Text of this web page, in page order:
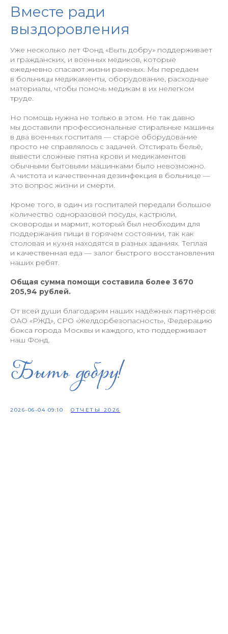
Вместе ради
выздоровления
Уже несколько лет Фонд «Быть добру» поддерживает
и гражданских, и военных медиков, которые
ежедневно спасают жизни раненых. Мы передаем
в больницы медикаменты, оборудование, расходные
материалы, чтобы помочь медикам в их нелегком
труде.
Но помощь нужна не только в этом. Не так давно
мы доставили профессиональные стиральные машины
в два военных госпиталя — старое оборудование
просто не справлялось с задачей. Отстирать бельё,
вывести сложные пятна крови и медикаментов
обычными бытовыми машинками было невозможно.
А чистота и качественная дезинфекция в больнице —
это вопрос жизни и смерти.
Кроме того, в один из госпиталей передали большое
количество одноразовой посуды, кастрюли,
сковороды и мармит, который был необходим для
поддержания пищи в горячем состоянии, так как
столовая и кухня находятся в разных зданиях. Теплая
и качественная еда — залог быстрого восстановления
наших ребят.
Общая сумма помощи составила более 3 670
205,94 рублей.
От всей души благодарим наших надёжных партнёров:
ОАО «РЖД», СРО «Желдорбезопасность», Федерацию
бокса города Москвы и каждого, кто поддерживает
наш Фонд.
2026-06-04 09:10 ОТЧЕТЫ 2026